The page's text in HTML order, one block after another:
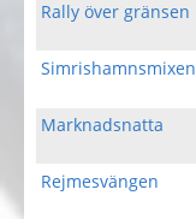
Rally över gränsen
Simrishamnsmixen
Marknadsnatta
Rejmesvängen